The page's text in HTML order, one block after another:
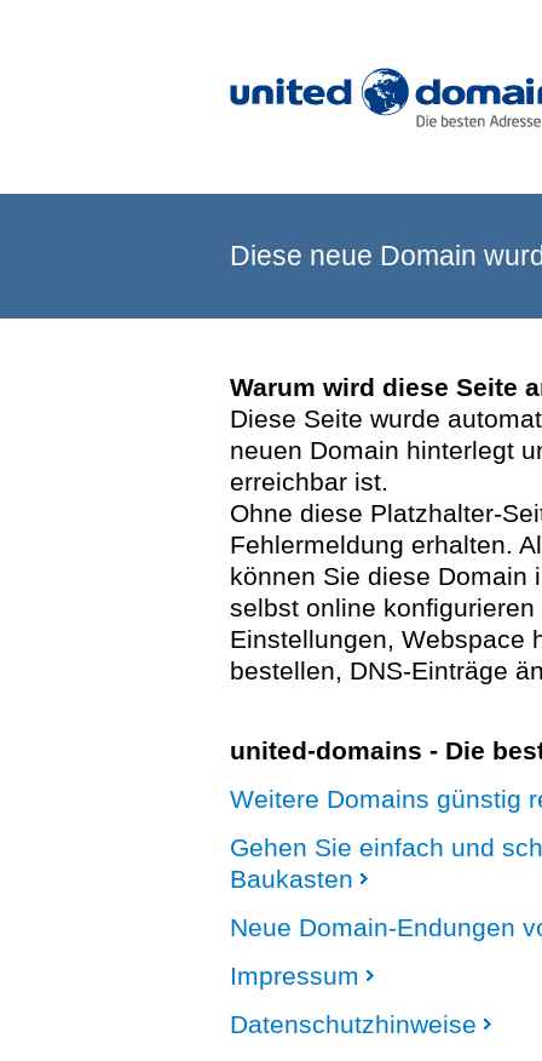
Diese neue Domain
Warum wird diese Seite
Diese Seite wurde
neuen Domain hinterlegt
erreichbar ist.
Ohne diese Platzhalter-
Fehlermeldung erhalten.
können Sie diese Domain
selbst online
Einstellungen, Webspace
bestellen, DNS-Einträge
united-domains - Die
Weitere Domains günstig
Gehen Sie einfach und
Baukasten
Neue Domain-Endungen
Impressum
Datenschutzhinweise